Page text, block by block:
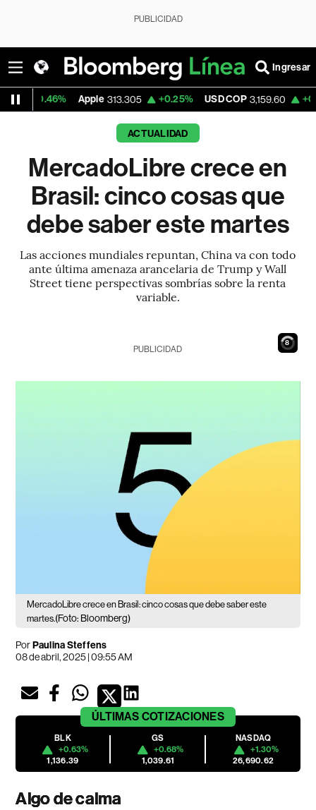
PUBLICIDAD
Ingresar
Apple 313.305 +0.25% USD COP 3,159.60 +0.01%
ACTUALIDAD
MercadoLibre crece en
Brasil: cinco cosas que
debe saber este martes
Las acciones mundiales repuntan, China va con todo
ante última amenaza arancelaria de Trump y Wall
Street tiene perspectivas sombrías sobre la renta
variable.
7
PUBLICIDAD
MercadoLibre crece en Brasil: cinco cosas que debe saber este
martes.(Foto: Bloomberg)
PorPaulina Steffens
08 de abril, 2025 | 09:55 AM
ÚLTIMAS COTIZACIONES
BLK
+0.63%
1,136.39
GS
+0.68%
1,039.61
NASDAQ
+1.30%
26,690.62
Algo de calma